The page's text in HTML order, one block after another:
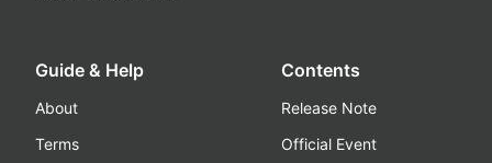
Guide & Help
About
Terms
Contents
Release Note
Official Event